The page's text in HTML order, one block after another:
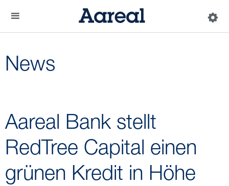
News
Aareal Bank stellt
RedTree Capital einen
grünen Kredit in Höhe